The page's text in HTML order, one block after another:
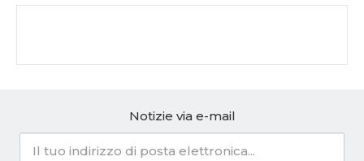
Notizie via e-mail